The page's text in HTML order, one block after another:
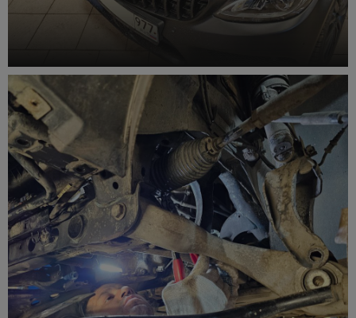
Диагностика двигателя